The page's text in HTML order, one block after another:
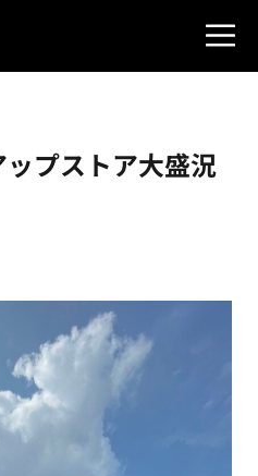
プストア大盛況